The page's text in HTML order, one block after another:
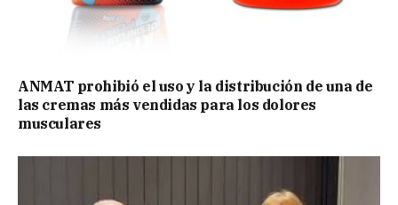
ANMAT prohibió el uso y la distribución de una de
las cremas más vendidas para los dolores
musculares